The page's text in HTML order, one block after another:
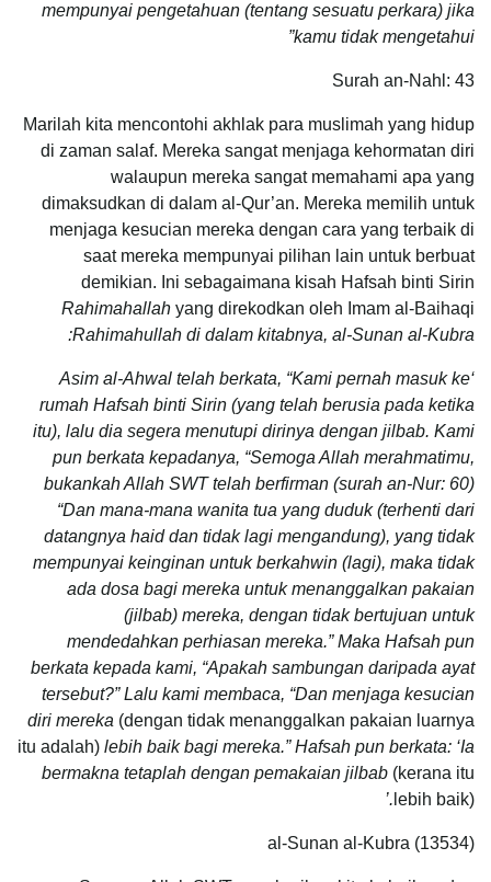
mempunyai pengetahuan (tentang sesuatu perkara) jika
kamu tidak mengetahui”
Surah an-Nahl: 43
Marilah kita mencontohi akhlak para muslimah yang hidup
di zaman salaf. Mereka sangat menjaga kehormatan diri
walaupun mereka sangat memahami apa yang
dimaksudkan di dalam al-Qur’an. Mereka memilih untuk
menjaga kesucian mereka dengan cara yang terbaik di
saat mereka mempunyai pilihan lain untuk berbuat
demikian. Ini sebagaimana kisah Hafsah binti Sirin
Rahimahallah yang direkodkan oleh Imam al-Baihaqi
Rahimahullah di dalam kitabnya, al-Sunan al-Kubra:
‘Asim al-Ahwal telah berkata, “Kami pernah masuk ke
rumah Hafsah binti Sirin (yang telah berusia pada ketika
itu), lalu dia segera menutupi dirinya dengan jilbab. Kami
pun berkata kepadanya, “Semoga Allah merahmatimu,
bukankah Allah SWT telah berfirman (surah an-Nur: 60)
“Dan mana-mana wanita tua yang duduk (terhenti dari
datangnya haid dan tidak lagi mengandung), yang tidak
mempunyai keinginan untuk berkahwin (lagi), maka tidak
ada dosa bagi mereka untuk menanggalkan pakaian
(jilbab) mereka, dengan tidak bertujuan untuk
mendedahkan perhiasan mereka.” Maka Hafsah pun
berkata kepada kami, “Apakah sambungan daripada ayat
tersebut?” Lalu kami membaca, “Dan menjaga kesucian
diri mereka (dengan tidak menanggalkan pakaian luarnya
itu adalah) lebih baik bagi mereka.” Hafsah pun berkata: ‘Ia
bermakna tetaplah dengan pemakaian jilbab (kerana itu
lebih baik)
.’
al-Sunan al-Kubra (13534)